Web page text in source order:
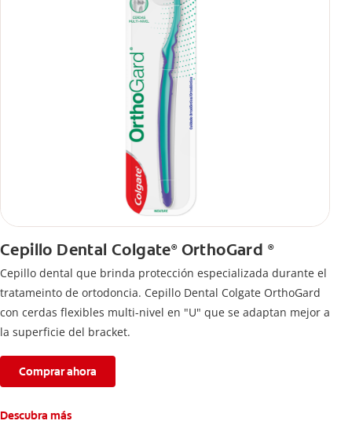
Cepillo Dental Colgate®OrthoGard ®
Cepillo dental que brinda protección especializada durante el
tratameinto de ortodoncia. Cepillo Dental Colgate OrthoGard
con cerdas flexibles multi-nivel en "U" que se adaptan mejor a
la superficie del bracket.
Comprar ahora
Descubra más